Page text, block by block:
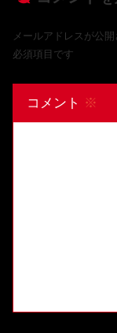
メールアドレスが公
必須項目です
コメント ※